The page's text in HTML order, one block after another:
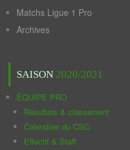
Matchs Ligue 1 Pro
Archives
SAISON 2020/2021
ÉQUIPE PRO
Résultats & classement
Calendrier du CSC
Effectif & Staff